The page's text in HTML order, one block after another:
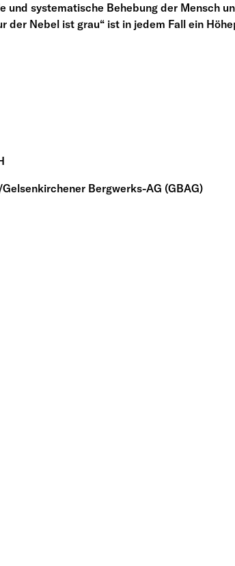
systematische Behebung der Mensch
der Nebel ist grau“ ist in jedem Fall ein
Bergwerks-AG (GBAG)